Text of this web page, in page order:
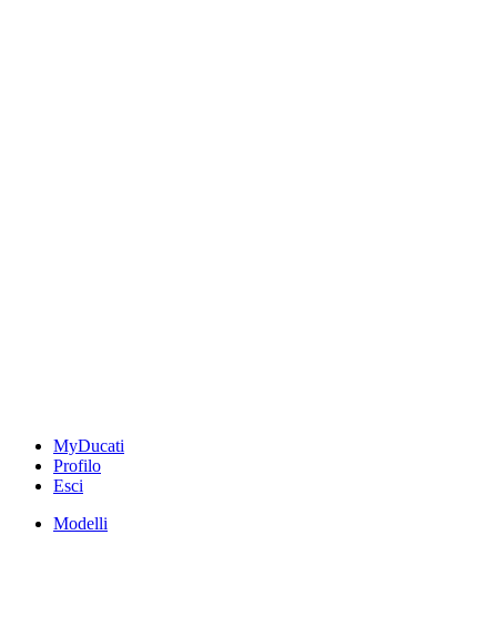
MyDucati
Profilo
Esci
Modelli